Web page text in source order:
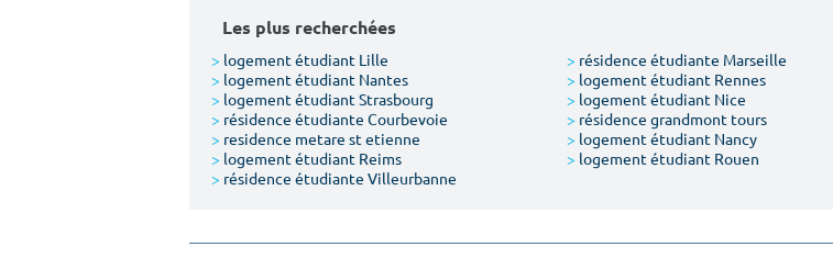
Les plus recherchées
> logement étudiant Lille > résidence étudiante Marseille
> logement étudiant Nantes > logement étudiant Rennes
> logement étudiant Strasbourg > logement étudiant Nice
> résidence étudiante Courbevoie > résidence grandmont tours
> residence metare st etienne > logement étudiant Nancy
> logement étudiant Reims > logement étudiant Rouen
> résidence étudiante Villeurbanne